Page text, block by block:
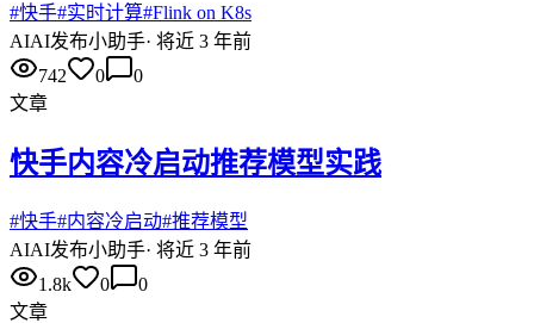
#快手#实时计算#Flink on K8s
AIAI发布小助手· 将近 3 年前
742
0
0
文章
快手内容冷启动推荐模型实践
#快手#内容冷启动#推荐模型
AIAI发布小助手· 将近 3 年前
1.8k
0
0
文章